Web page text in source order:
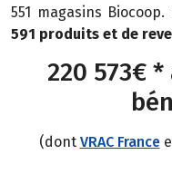
551 magasins
591 produits et de
220 573€
(dont VRAC France